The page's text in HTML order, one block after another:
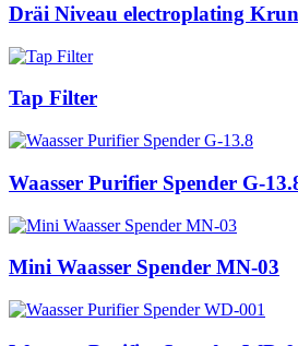
Dräi Niveau electroplating
Tap Filter
Waasser Purifier Spender G-
Mini Waasser Spender MN-03